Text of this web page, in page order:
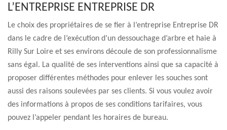
L’ENTREPRISE ENTREPRISE DR
Le choix des propriétaires de se fier à l’entreprise Entreprise DR
dans le cadre de l’exécution d’un dessouchage d’arbre et haie à
Rilly Sur Loire et ses environs découle de son professionnalisme
sans égal. La qualité de ses interventions ainsi que sa capacité à
proposer différentes méthodes pour enlever les souches sont
aussi des raisons soulevées par ses clients. Si vous voulez avoir
des informations à propos de ses conditions tarifaires, vous
pouvez l’appeler pendant les horaires de bureau.